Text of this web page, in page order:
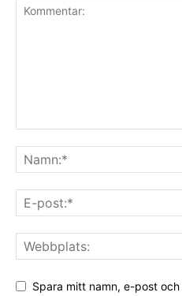
Spara mitt namn, e-post